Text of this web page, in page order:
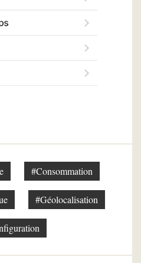
#Consommation
#Géolocalisation